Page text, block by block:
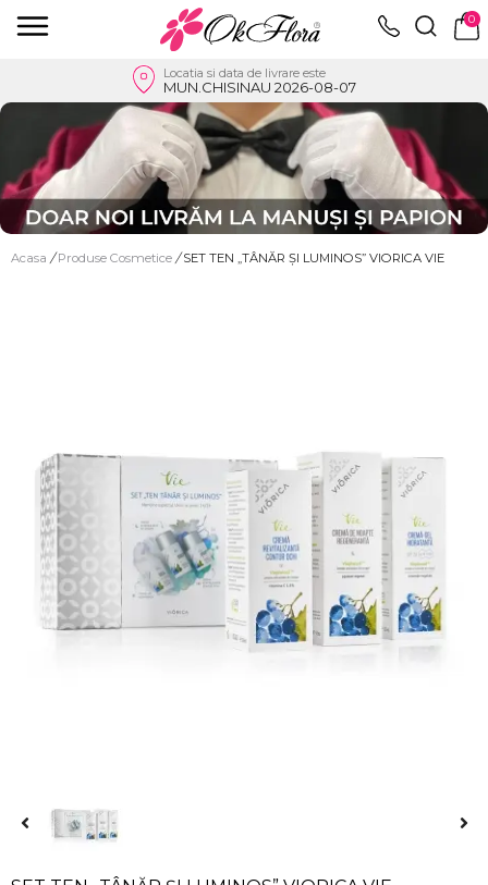
0
Locatia si data de livrare este
MUN.CHISINAU 2026-08-07
Acasa / Produse Cosmetice / SET TEN „TÂNĂR ȘI LUMINOS” VIORICA VIE